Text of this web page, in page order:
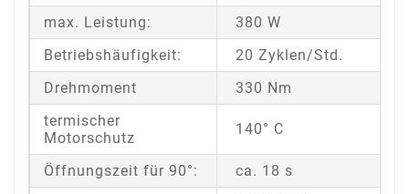
max. Leistung:
380 W
Betriebshäufigkeit:
20 Zyklen/Std.
Drehmoment
330 Nm
termischer
Motorschutz
140° C
Öffnungszeit für 90°:
ca. 18 s